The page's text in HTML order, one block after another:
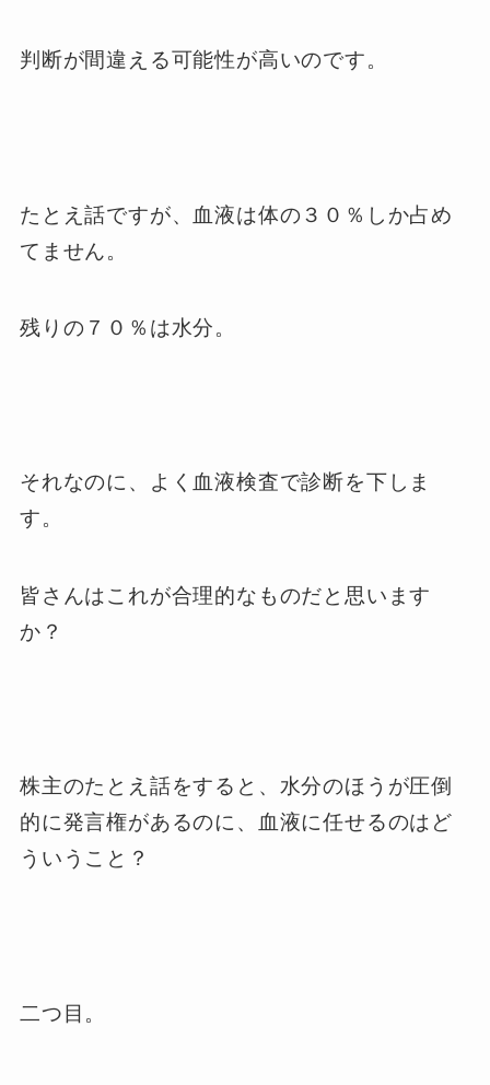
判断が間違える可能性が高いのです。
たとえ話ですが、血液は体の３０％しか占め
てません。
残りの７０％は水分。
それなのに、よく血液検査で診断を下しま
す。
皆さんはこれが合理的なものだと思います
か？
株主のたとえ話をすると、水分のほうが圧倒
的に発言権があるのに、血液に任せるのはど
ういうこと？
二つ目。